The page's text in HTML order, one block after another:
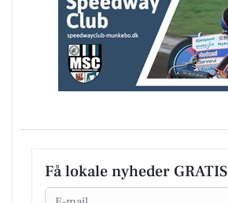
Få lokale nyheder GRATIS
Email